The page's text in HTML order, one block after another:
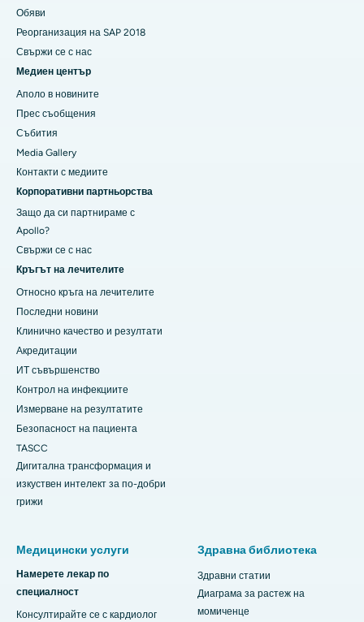
Обяви
Реорганизация на SAP 2018
Свържи се с нас
Медиен център
Аполо в новините
Прес съобщения
Събития
Media Gallery
​​​​​Контакти с медиите
Корпоративни партньорства
Защо да си партнираме с
Apollo?
Свържи се с нас
Кръгът на лечителите
Относно кръга на лечителите
Последни новини
Клинично качество и резултати
Акредитации
ИТ съвършенство
Контрол на инфекциите
Измерване на резултатите
Безопасност на пациента
TASCC
Дигитална трансформация и
изкуствен интелект за по-добри
грижи
Медицински услуги
Намерете лекар по
специалност
Консултирайте се с кардиолог
Здравна библиотека
Здравни статии
Диаграма за растеж на
момиченце